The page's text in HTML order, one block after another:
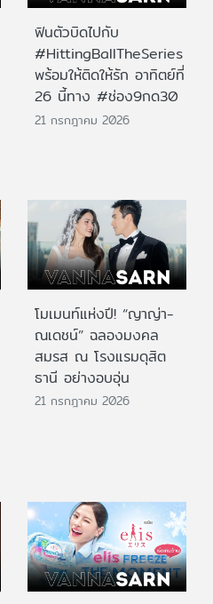
ฟินตัวบิดไปกับ
#HittingBallTheSeries
พร้อมให้ติดให้รัก อาทิตย์ที่
26 นี้ทาง #ช่อง9กด30
21 กรกฎาคม 2026
โมเมนท์แห่งปี! “ญาญ่า-
ณเดชน์” ฉลองมงคล
สมรส ณ โรงแรมดุสิต
ธานี อย่างอบอุ่น
21 กรกฎาคม 2026